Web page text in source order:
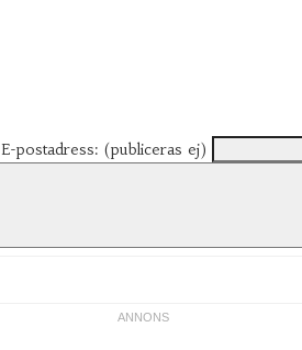
E-postadress: (publiceras ej)